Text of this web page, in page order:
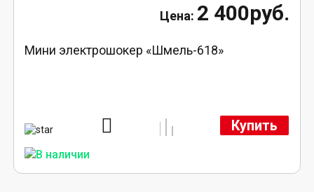
2 400руб.
Мини электрошокер «Шмель-618»
Купить